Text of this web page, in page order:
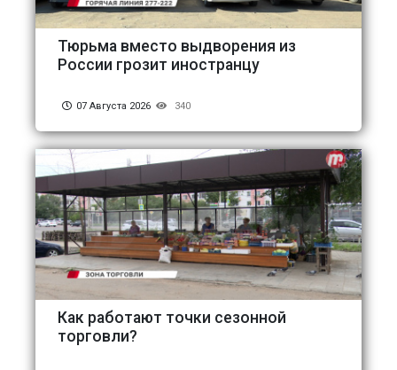
Тюрьма вместо выдворения из
России грозит иностранцу
07 Августа 2026 340
Как работают точки сезонной
торговли?